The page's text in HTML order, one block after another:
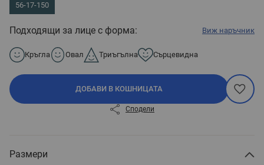
56-17-150
Подходящи за лице с форма: Виж наръчник
Кръгла Овал Триъгълна Сърцевидна
ДОБАВИ В КОШНИЦАТА
Сподели
Размери